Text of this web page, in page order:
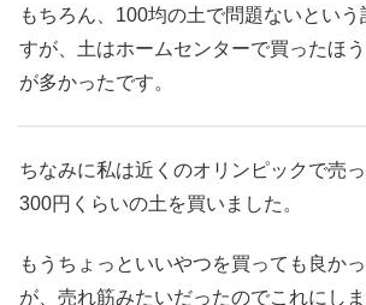
もちろん、100均の土で問題ないとい
すが、土はホームセンターで買ったほ
が多かったです。
ちなみに私は近くのオリンピックで売
300円くらいの土を買いました。
もうちょっといいやつを買っても良か
が、売れ筋みたいだったのでこれにしま